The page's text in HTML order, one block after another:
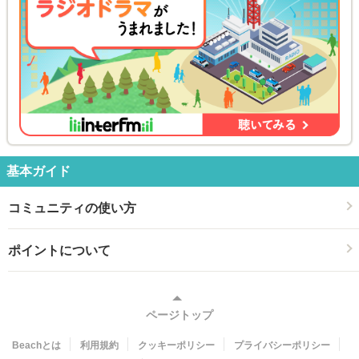
基本ガイド
コミュニティの使い方
ポイントについて
ページトップ
Beachとは 利用規約 クッキーポリシー プライバシーポリシー